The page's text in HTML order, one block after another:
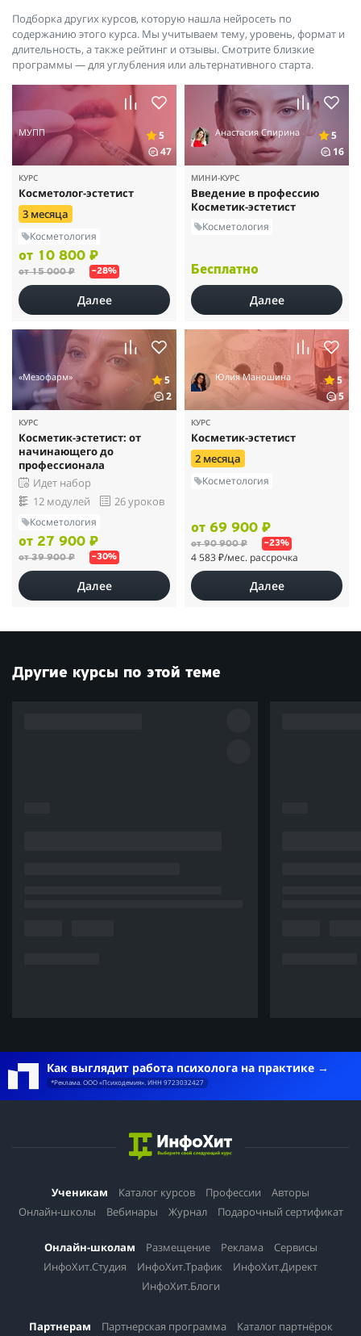
Подборка других курсов, которую нашла нейросеть по
содержанию этого курса. Мы учитываем тему, уровень, формат и
длительность, а также рейтинг и отзывы. Смотрите близкие
программы — для углубления или альтернативного старта.
МУПП
5
47
КУРС
Косметолог-эстетист
3 месяца
Косметология
от 10 800 ₽
от 15 000 ₽ –28%
Далее
Анастасия Спирина
5
16
МИНИ-КУРС
Введение в профессию
Косметик-эстетист
Косметология
Бесплатно
Далее
«Мезофарм»
5
2
КУРС
Косметик-эстетист: от
начинающего до
профессионала
Идет набор
12 модулей
26 уроков
Косметология
от 27 900 ₽
от 39 900 ₽ –30%
Далее
Юлия Маношина
5
5
КУРС
Косметик-эстетист
2 месяца
Косметология
от 69 900 ₽
от 90 900 ₽ –23%
4 583 ₽/мес. рассрочка
Далее
Другие курсы по этой теме
Как выглядит работа психолога на практике
*Реклама. ООО «Психодемия». ИНН 9723032427
Ученикам Каталог курсов Профессии
Авторы
Онлайн-школы
Вебинары Журнал Подарочный сертификат
Онлайн-школам Размещение Реклама
Сервисы
ИнфоХит.Студия
ИнфоХит.Трафик
ИнфоХит.Директ
ИнфоХит.Блоги
Партнерам Партнерская программа Каталог партнёрок